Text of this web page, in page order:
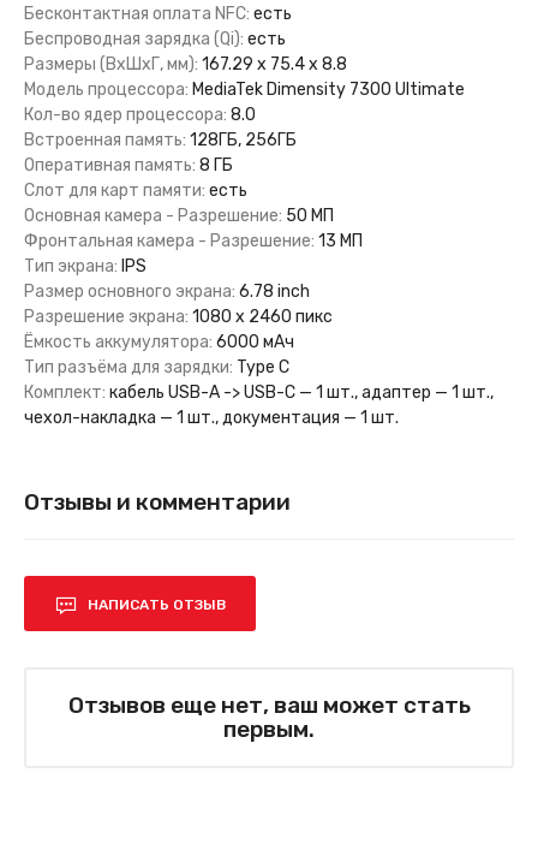
Бесконтактная оплата NFC: есть
Беспроводная зарядка (Qi): есть
Размеры (ВхШхГ, мм): 167.29 х 75.4 х 8.8
Модель процессора: MediaTek Dimensity 7300 Ultimate
Кол-во ядер процессора: 8.0
Встроенная память: 128ГБ, 256ГБ
Оперативная память: 8 ГБ
Слот для карт памяти: есть
Основная камера - Разрешение: 50 МП
Фронтальная камера - Разрешение: 13 МП
Тип экрана: IPS
Размер основного экрана: 6.78 inch
Разрешение экрана: 1080 х 2460 пикс
Ёмкость аккумулятора: 6000 мАч
Тип разъёма для зарядки: Type C
Комплект: кабель USB-A -> USB-C — 1 шт., адаптер — 1 шт.,
чехол-накладка — 1 шт., документация — 1 шт.
Отзывы и комментарии
НАПИСАТЬ ОТЗЫВ
Отзывов еще нет, ваш может стать
первым.